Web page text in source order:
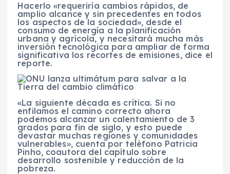
Hacerlo «requeriría cambios rápidos, de
amplio alcance y sin precedentes en todos
los aspectos de la sociedad», desde el
consumo de energía a la planificación
urbana y agrícola, y necesitará mucha más
inversión tecnológica para ampliar de forma
significativa los recortes de emisiones, dice el
reporte.
«La siguiente década es crítica. Si no
enfilamos el camino correcto ahora
podemos alcanzar un calentamiento de 3
grados para fin de siglo, y esto puede
devastar muchas regiones y comunidades
vulnerables», cuenta por teléfono Patricia
Pinho, coautora del capítulo sobre
desarrollo sostenible y reducción de la
pobreza.